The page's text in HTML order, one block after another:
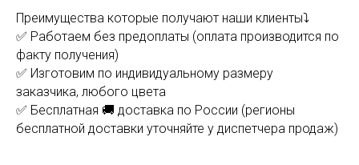
Преимущества которые получают наши клиенты⤵
✅ Работаем без предоплаты (оплата производится по
факту получения)
✅ Изготовим по индивидуальному размеру
заказчика, любого цвета
✅ Бесплатная 🚚 доставка по России (регионы
бесплатной доставки уточняйте у диспетчера продаж)